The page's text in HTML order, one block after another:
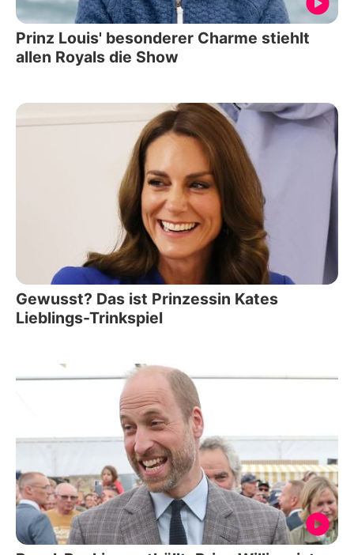
Prinz Louis' besonderer Charme stiehlt
allen Royals die Show
Gewusst? Das ist Prinzessin Kates
Lieblings-Trinkspiel